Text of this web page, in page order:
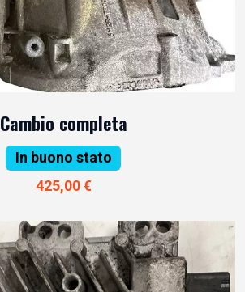
Cambio completa
In buono stato
425,00 €